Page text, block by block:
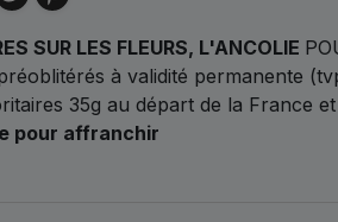
SUR LES FLEURS, L'ANCOLIE
à validité permanente
35g au départ de la France
pour affranchir